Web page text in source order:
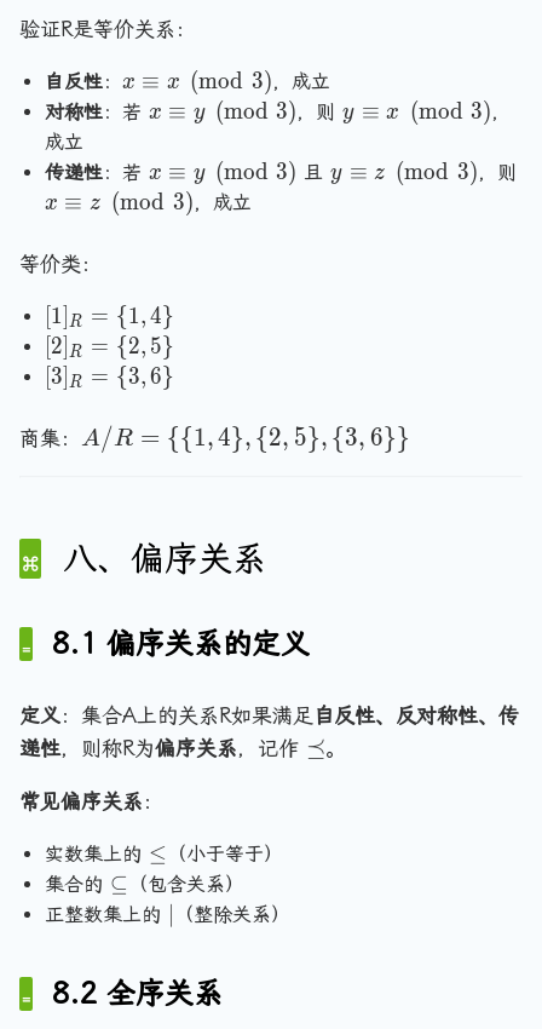
a
n
A
}
{
\
}
}
}
}
}
{
,
6
\
n
e
\
y
\
验证R是等价关系：
自反性： x
\
q
p
m
o
d
3
x ≡ x (mod 3)，成立
对称性：若 x
e
q
\
p
m
o
{
x ≡ y (mod 3)，则y
e
{
y ≡ x (mod 3)，
成立
传递性：若 x
\
v
y
\
o
}
x ≡ y (mod 3) 且y
m
o
y ≡ z (mod 3)，则
x
e
ui
v
z
\
p
m
x ≡ z (mod 3)，成立
等价类：
[1
]_
R
=
\
{
1 R = {1,4}
[2
]_
=
\
2 R = {2, 5}
[3
R
}
3 R = {3,6}
商集： A
\
{
,
4
\
}
,
\
{
2
,
\
A/R = {{1,4}, {2, 5}, {3, 6} }
八、偏序关系
8.1 偏序关系的定义
定义：集合A上的关系R如果满足 自反性、反对称性、传
递性，则称R为偏序关系，记作 \
⪯。
常见偏序关系 ：
实数集上的 \
l
e
≤
（小于等于）
集合的 \
s
s
⊆
（包含关系）
正整数集上的 | （整除关系）
8.2 全序关系